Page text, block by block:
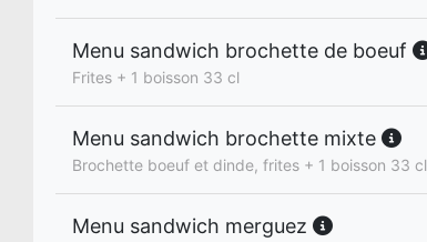
Menu sandwich brochette de boeuf
Frites + 1 boisson 33 cl
Menu sandwich brochette mixte
Brochette boeuf et dinde, frites + 1 boisson 33 cl
Menu sandwich merguez